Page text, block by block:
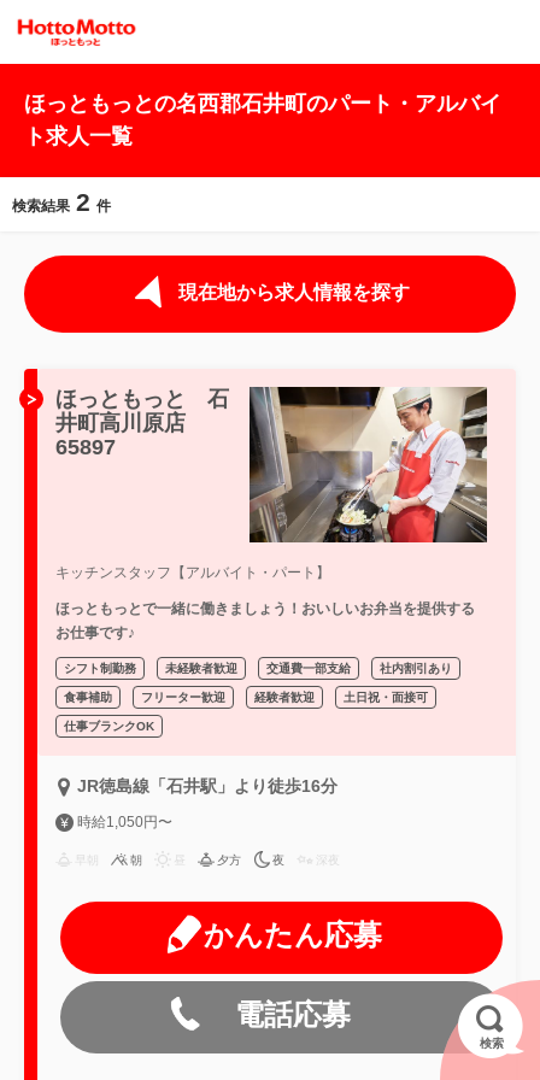
ほっともっとの名西郡石井町のパート・アルバイ
ト求人一覧
検索結果 2 件
現在地から求人情報を探す
ほっともっと 石
井町高川原店
65897
キッチンスタッフ【アルバイト・パート】
ほっともっとで一緒に働きましょう！おいしいお弁当を提供する
お仕事です♪
シフト制勤務 未経験者歓迎 交通費一部支給 社内割引あり
食事補助 フリーター歓迎 経験者歓迎 土日祝・面接可
仕事ブランクOK
JR徳島線「石井駅」より徒歩16分
時給1,050円〜
早朝 朝 夕方 夜 深夜
かんたん応募
電話応募
検索